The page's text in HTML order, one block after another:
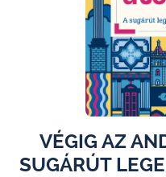
VÉGIG AZ
SUGÁRÚT